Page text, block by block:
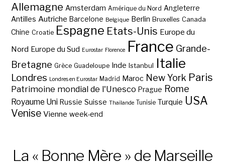
Allemagne Amsterdam Amérique du Nord Angleterre
Antilles Autriche Barcelone Belgique Berlin Bruxelles Canada
Chine Croatie Espagne Etats-Unis Europe du
Nord Europe du Sud Eurostar Florence France Grande-
Bretagne Grèce Guadeloupe Inde Istanbul Italie
Londres Londres en Eurostar Madrid Maroc New York Paris
Patrimoine mondial de l'Unesco Prague Rome
Royaume Uni Russie Suisse Thaïlande Tunisie Turquie USA
Venise Vienne week-end
La « Bonne Mère » de Marseille